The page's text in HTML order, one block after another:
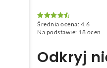
Oceniono
4.6
na 5
Średnia ocena: 4.6
Na podstawie: 18 ocen
Odkryj